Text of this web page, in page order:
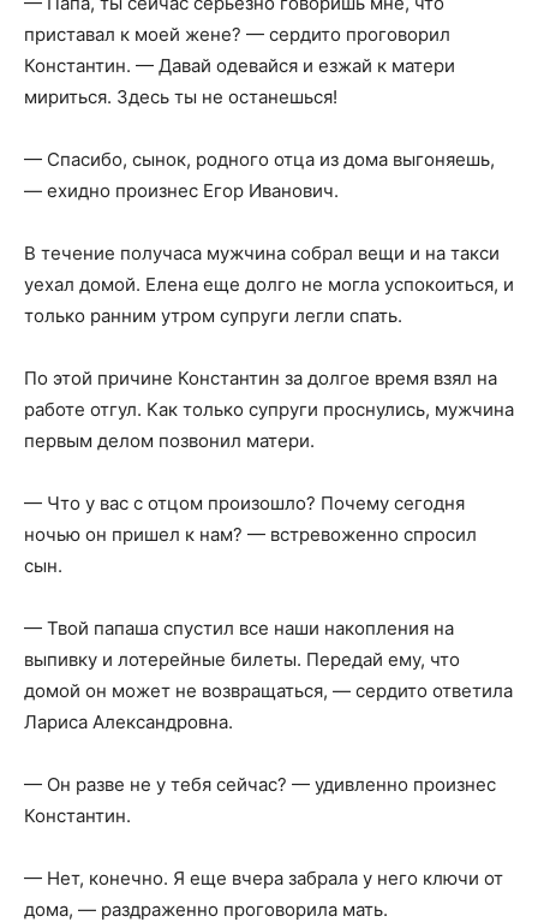
приставал к моей жене? — сердито проговорил
Константин. — Давай одевайся и езжай к матери
мириться. Здесь ты не останешься!
— Спасибо, сынок, родного отца из дома выгоняешь,
— ехидно произнес Егор Иванович.
В течение получаса мужчина собрал вещи и на такси
уехал домой. Елена еще долго не могла успокоиться, и
только ранним утром супруги легли спать.
По этой причине Константин за долгое время взял на
работе отгул. Как только супруги проснулись, мужчина
первым делом позвонил матери.
— Что у вас с отцом произошло? Почему сегодня
ночью он пришел к нам? — встревоженно спросил
сын.
— Твой папаша спустил все наши накопления на
выпивку и лотерейные билеты. Передай ему, что
домой он может не возвращаться, — сердито ответила
Лариса Александровна.
— Он разве не у тебя сейчас? — удивленно произнес
Константин.
— Нет, конечно. Я еще вчера забрала у него ключи от
дома, — раздраженно проговорила мать.